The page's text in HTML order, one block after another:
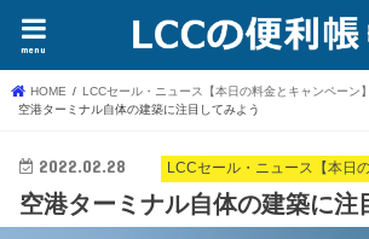
menu
HOME
LCCセール・ニュース【本日の料金とキャンペーン】
空港ターミナル自体の建築に注目してみよう
LCCセール・ニュース【本日
2022.02.28
空港ターミナル自体の建築に注